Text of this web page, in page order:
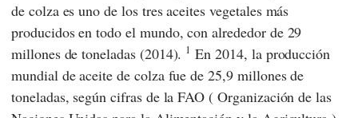
de colza es uno de los tres aceites vegetales más
producidos en todo el mundo, con alrededor de 29
millones de toneladas (2014). 1 En 2014, la producción
mundial de aceite de colza fue de 25,9 millones de
toneladas, según cifras de laFAO (Organización de las